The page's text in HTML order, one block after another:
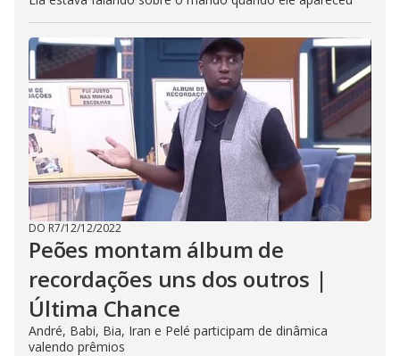
DO R7/12/12/2022
Peões montam álbum de
recordações uns dos outros |
Última Chance
André, Babi, Bia, Iran e Pelé participam de dinâmica
valendo prêmios